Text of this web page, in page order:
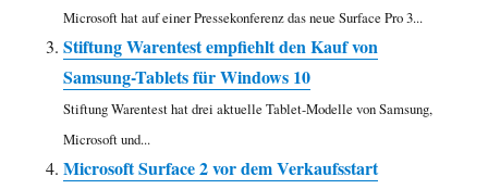
Microsoft hat auf einer Pressekonferenz das neue Surface Pro 3...
Stiftung Warentest empfiehlt den Kauf von
Samsung-Tablets für Windows 10
Stiftung Warentest hat drei aktuelle Tablet-Modelle von Samsung,
Microsoft und...
Microsoft Surface 2 vor dem Verkaufsstart